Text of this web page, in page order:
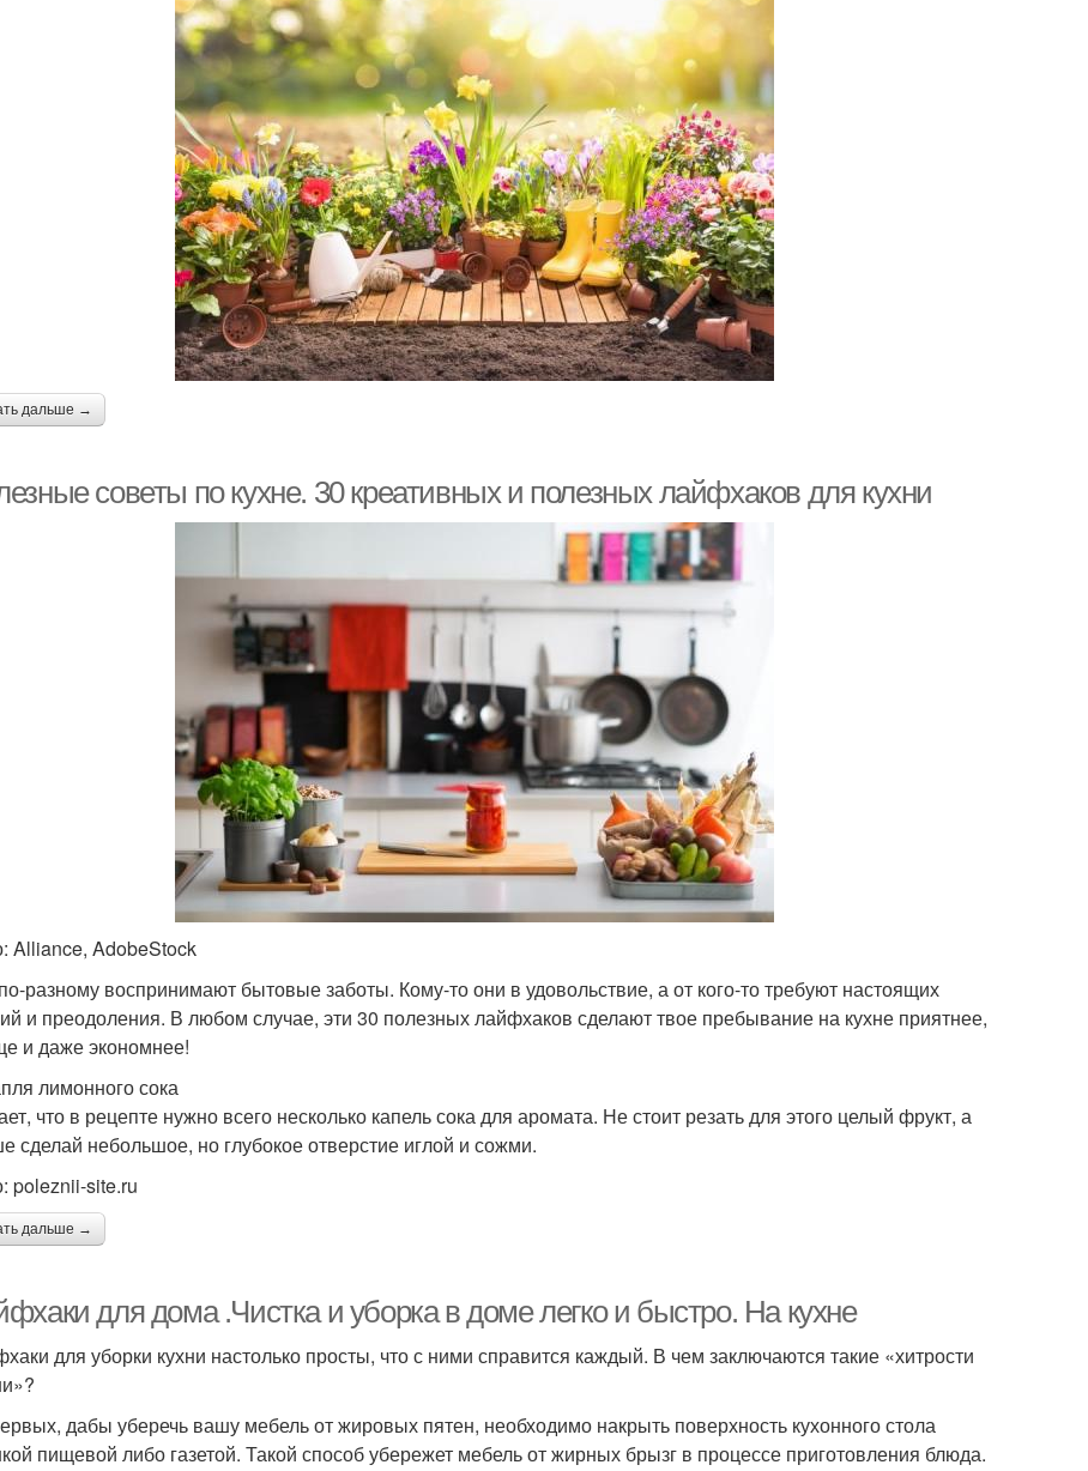
дальше →
советы по кухне. 30 креативных и полезных лайфхаков для кухни
Alliance, AdobeStock
разному воспринимают бытовые заботы. Кому-то они в удовольствие, а от кого-то требуют настоящих
и преодоления. В любом случае, эти 30 полезных лайфхаков сделают твое пребывание на кухне приятнее,
и даже экономнее!
лимонного сока
что в рецепте нужно всего несколько капель сока для аромата. Не стоит резать для этого целый фрукт, а
сделай небольшое, но глубокое отверстие иглой и сожми.
poleznii-site.ru
дальше →
для дома .Чистка и уборка в доме легко и быстро. На кухне
для уборки кухни настолько просты, что с ними справится каждый. В чем заключаются такие «хитрости
дабы уберечь вашу мебель от жировых пятен, необходимо накрыть поверхность кухонного стола
пищевой либо газетой. Такой способ убережет мебель от жирных брызг в процессе приготовления блюда.